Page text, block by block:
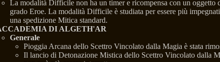
La modalità Difficile non ha un timer e ricompensa con un oggetto
grado Eroe. La modalità Difficile è studiata per essere più
una spedizione Mitica standard.
DI ALGETH'AR
Generale
Pioggia Arcana dello Scettro Vincolato dalla Magia è stata
Il lancio di Detonazione Mistica dello Scettro Vincolato dalla